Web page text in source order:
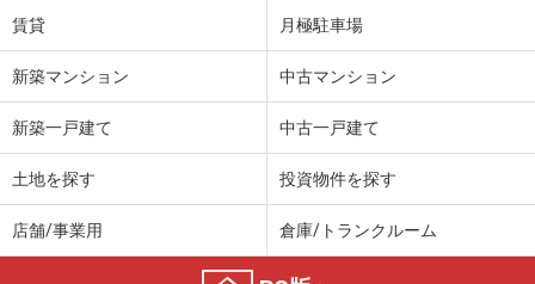
賃貸 月極駐車場
新築マンション 中古マンション
新築一戸建て 中古一戸建て
土地を探す 投資物件を探す
店舗/事業用 倉庫/トランクルーム